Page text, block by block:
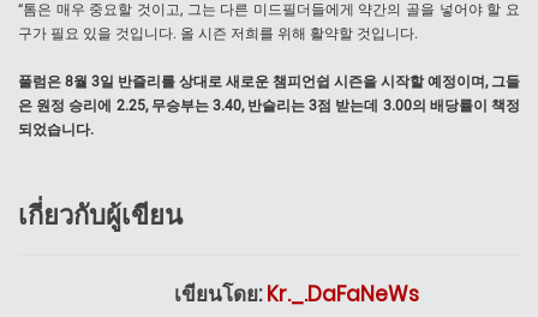
“톰은 매우 중요할 것이고, 그는 다른 미드필더들에게 약간의 골을 넣어야 할 요
구가 필요 있을 것입니다. 올 시즌 저희를 위해 활약할 것입니다.
풀럼은 8월 3일 반즐리를 상대로 새로운 챔피언쉽 시즌을 시작할 예정이며, 그들
은 원정 승리에 2.25, 무승부는 3.40, 반슬리는 3점 받는데 3.00의 배당률이 책정
되었습니다.
เกี่ยวกับผู้เขียน
เขียนโดย:Kr._.DaFaNeWs